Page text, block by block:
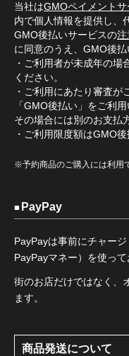
当社はGMOペイメント
内で個人情報を提供し、
GMO後払いサービスの注
に同意のうえ、GMO後払
・ご利用者が未成年の場
ください。
・ご利用にあたり審査
「GMO後払い」をご利
その場合には別のお支払
・ご利用限度額はGMO
※予約商品のご購入には利用
PayPay
PayPayは事前にチャー
PayPayマネー）を使っ
街のお店だけではなく、
ます。
商品発送について